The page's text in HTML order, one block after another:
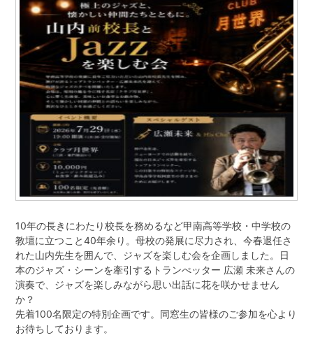
会則
アクセス
イベント情報
各学年・クラブ同窓会
同窓生紹介
阪口 正二郎 氏・根津 茂 氏
育友会について
関連リンク
10年の長きにわたり校長を務めるなど甲南高等学校・中学校の
教壇に立つこと40年余り。母校の発展に尽力され、今春退任さ
れた山内先生を囲んで、ジャズを楽しむ会を企画しました。日
本のジャズ・シーンを牽引するトランぺッター 広瀬 未来さんの
演奏で、ジャズを楽しみながら思い出話に花を咲かせません
か？
先着100名限定の特別企画です。同窓生の皆様のご参加を心より
お待ちしております。